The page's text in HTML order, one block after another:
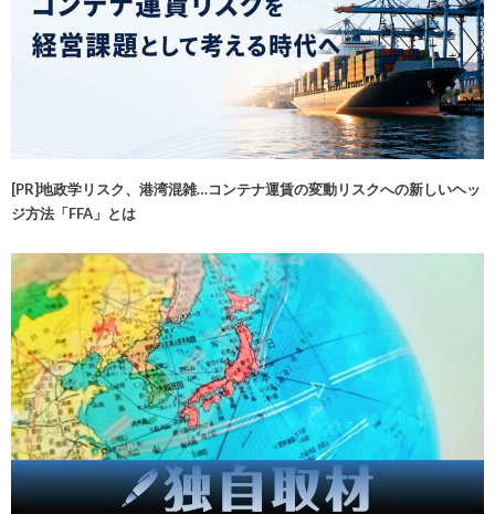
[PR]地政学リスク、港湾混雑…コンテナ運賃の変動リスクへの新しいヘッ
ジ方法「FFA」とは